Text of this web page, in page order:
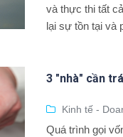
và thực thi tất
lại sự tồn tại và
3 "nhà" cần
Kinh tế -
Quá trình gọi